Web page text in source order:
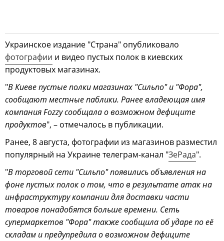
Украинское издание "Страна" опубликовало
фотографии и видео пустых полок в киевских
продуктовых магазинах.
"В Киеве пустые полки магазинах "Сильпо" и "Фора",
сообщают местные паблики. Ранее владеющая имя
компания Fozzy сообщала о возможном дефиците
продуктов", – отмечалось в публикации.
Ранее, 8 августа, фотографии из магазинов разместил
популярный на Украине телеграм-канал "ЗеРада".
"В торговой сети "Сильпо" появились объявления на
фоне пустых полок о том, что в результате атак на
инфраструктуру компании для доставки части
товаров понадобятся больше времени. Сеть
супермаркетов "Фора" также сообщила об ударе по её
складам и предупредила о возможном дефиците